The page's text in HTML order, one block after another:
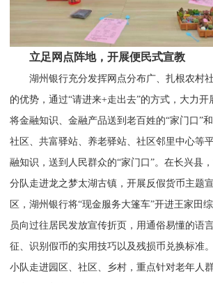
立足网点阵地，开展便民式宣教
湖州银行充分发挥网点分布广、扎根农村
的优势，通过“请进来+走出去”的方式，大力开
将金融知识、金融产品送到老百姓的“家门口”
社区、共富驿站、养老驿站、社区邻里中心等
融知识，送到人民群众的“家门口”。在长兴县
分队走进龙之梦太湖古镇，开展反假货币主题
区，湖州银行将“现金服务大篷车”开进王家田
员向过往居民发放宣传折页，用通俗易懂的语
征、识别假币的实用技巧以及残损币兑换标准
小队走进园区、社区、乡村，重点针对老年人